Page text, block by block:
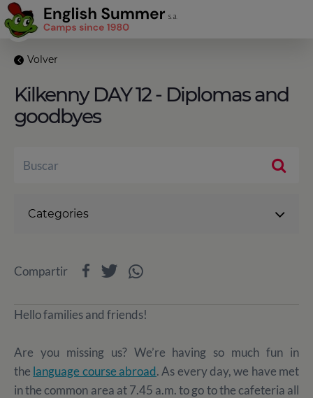
Volver
Kilkenny DAY 12 - Diplomas and
goodbyes
Hello families and friends!
Are you missing us? We’re having so much fun in
the language course abroad. As every day, we have met
in the common area at 7.45 a.m. to go to the cafeteria all
Categories
Compartir